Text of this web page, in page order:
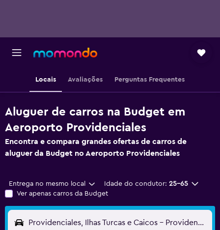
Locais Avaliações Perguntas Frequentes
Aluguer de carros na Budget em
Aeroporto Providenciales
Encontra e compara grandes ofertas de carros de
aluguer da Budget no Aeroporto Providenciales
Entrega no mesmo local Idade do condutor: 25-65
Ver apenas carros da Budget
Providenciales, Ilhas Turcas e Caicos - Providenciales (PLS)